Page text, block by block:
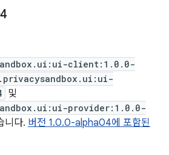
client:1.0.0-
및
provider:1.0.0-
니다. 버전 1.0.0-alpha04에 포함된